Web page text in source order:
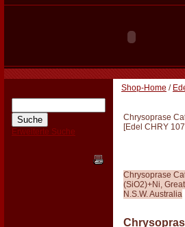
Erweiterte Suche
Shop-Home /
Chrysoprase
[Edel CHRY
Chrysoprase
(SiO2)+Ni,
N.S.W. Australia
Chrysopras